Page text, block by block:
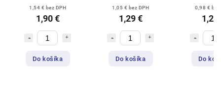
1,54 € bez DPH
1,90 €
Do košíka
1,05 € bez DPH
1,29 €
Do košíka
0,98 € bez
1,20
Do